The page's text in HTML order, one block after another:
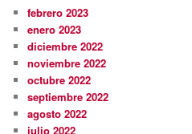
febrero 2023
enero 2023
diciembre 2022
noviembre 2022
octubre 2022
septiembre 2022
agosto 2022
julio 2022